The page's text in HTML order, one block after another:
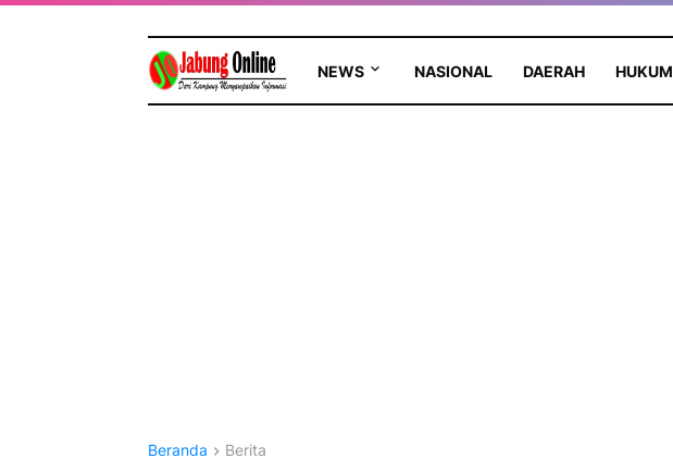
NEWS NASIONAL DAERAH HUKUM
Beranda Berita